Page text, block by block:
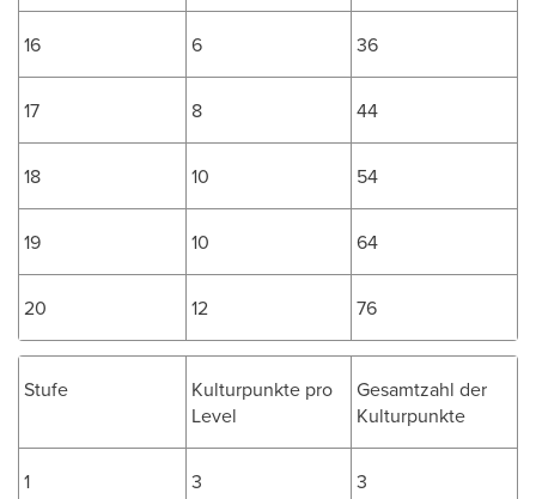
16 6 36
17 8 44
18 10 54
19 10 64
20 12 76
Stufe
Kulturpunkte pro
Level
Gesamtzahl der
Kulturpunkte
1 3 3